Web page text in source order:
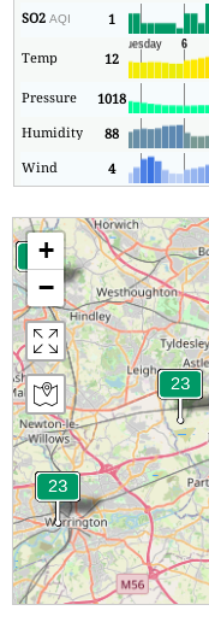
SO2AQI 1
Temp 12
Pressure 1018
Humidity
88
Wind
4
+
−